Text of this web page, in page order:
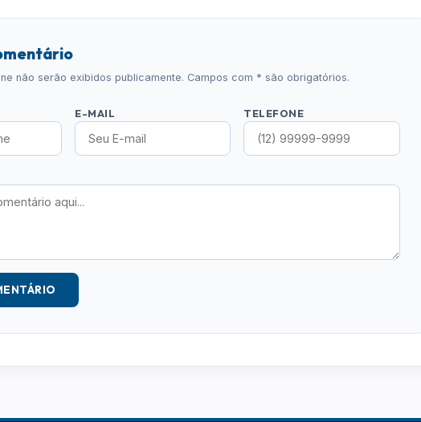
não serão exibidos publicamente. Campos com * são obrigatórios.
E-MAIL TELEFONE